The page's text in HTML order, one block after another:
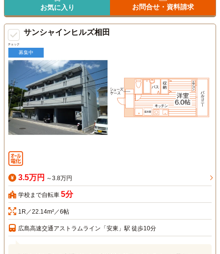
お気に入り お問合せ・資料請求
チェック
サンシャインヒルズ相田
募集中
3.5万円 ～3.8万円
学校まで自転車 5分
1R／22.14m²／6帖
広島高速交通アストラムライン「安東」駅 徒歩10分